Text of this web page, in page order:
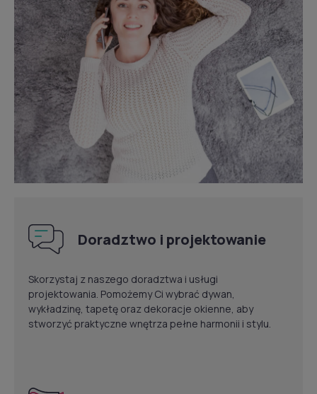
Doradztwo i projektowanie
Skorzystaj z naszego doradztwa i usługi
projektowania. Pomożemy Ci wybrać dywan,
wykładzinę, tapetę oraz dekoracje okienne, aby
stworzyć praktyczne wnętrza pełne harmonii i stylu.